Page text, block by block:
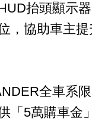
抬頭顯示
，協助車主
全車系
「5萬購車金